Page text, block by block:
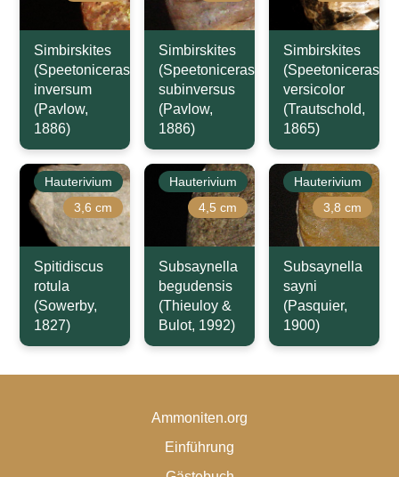
Simbirskites
(Speetoniceras)
inversum
(Pavlow,
1886)
Simbirskites
(Speetoniceras)
subinversus
(Pavlow,
1886)
Simbirskites
(Speetoniceras)
versicolor
(Trautschold,
1865)
Hauterivium
3,6 cm
Spitidiscus
rotula
(Sowerby,
1827)
Hauterivium
4,5 cm
Subsaynella
begudensis
(Thieuloy &
Bulot, 1992)
Hauterivium
3,8 cm
Subsaynella
sayni
(Pasquier,
1900)
Ammoniten.org
Einführung